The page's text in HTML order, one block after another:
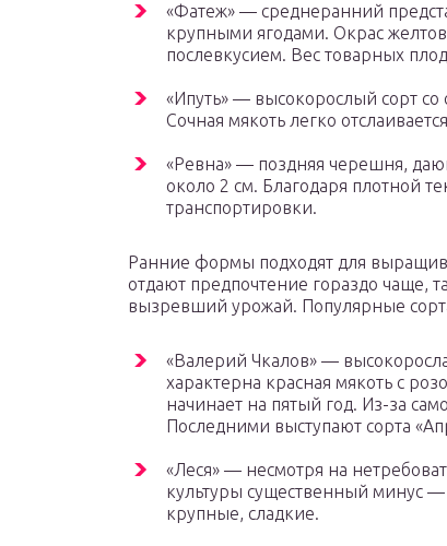
«Фатеж» — среднеранний
крупными ягодами. Окрас
послевкусием. Вес товарных
«Ипуть» — высокорослый сорт
Сочная мякоть легко
«Ревна» — поздняя черешня,
около 2 см. Благодаря плотной
транспортировки.
Ранние формы подходят для
отдают предпочтение гораздо чаще,
вызревший урожай. Популярные
«Валерий Чкалов» —
характерна красная мякоть с
начинает на пятый год. Из-за
Последними выступают сорта
«Леся» — несмотря на
культуры существенный минус
крупные, сладкие.